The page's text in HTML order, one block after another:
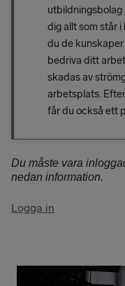
utbildningsbolag
dig allt som står
du de
bedriva ditt
skadas av
arbetsplats.
får du också ett
Du måste vara
nedan information.
Logga in